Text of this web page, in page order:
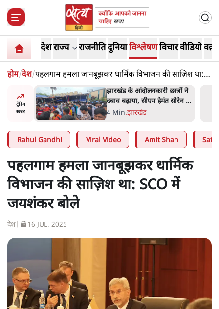
देशराज्य राजनीतिदुनियाविश्लेषणविचारवीडियो
होम/देश/पहलगाम हमला जानबूझकर धार्मिक विभाजन की साज़िश था:
SCO में जयशंकर बोले
ट्रेंडिंग
ख़बर
अहमद
में बंद
झारखंड के आंदोलनकारी छात्रों ने
दबाव बढ़ाया, सीएम हेमंत सोरेन का
इस्तीफा मांगा, 10 को घेरेंगे
4 Min.झारखंड
Rahul Gandhi Viral Video Amit Shah
पहलगाम हमला जानबूझकर धार्मिक
विभाजन की साज़िश था: SCO में
जयशंकर बोले
देश 16 JUL, 2025